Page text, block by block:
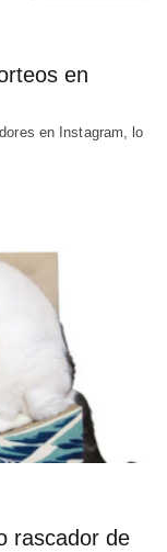
en
en Instagram, lo
rascador de